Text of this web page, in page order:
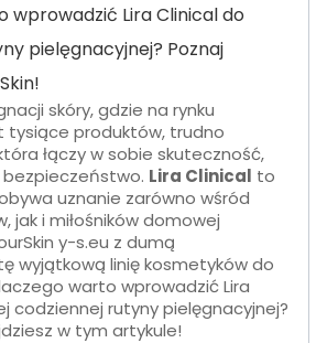
wprowadzić Lira Clinical do
pielęgnacyjnej? Poznaj
skóry, gdzie na rynku
tysiące produktów, trudno
łączy w sobie skuteczność,
Lira Clinical to
uznanie zarówno wśród
jak i miłośników domowej
y-s.eu z dumą
wyjątkową linię kosmetyków do
warto wprowadzić Lira
codziennej rutyny pielęgnacyjnej?
w tym artykule!